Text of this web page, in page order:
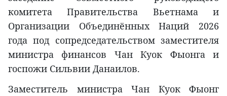
комитета Правительства Вьетнама и
Организации Объединённых Наций 2026
года под сопредседательством заместителя
министра финансов Чан Куок Фыонга и
госпожи Сильвии Данаилов.
Заместитель министра Чан Куок Фыонг